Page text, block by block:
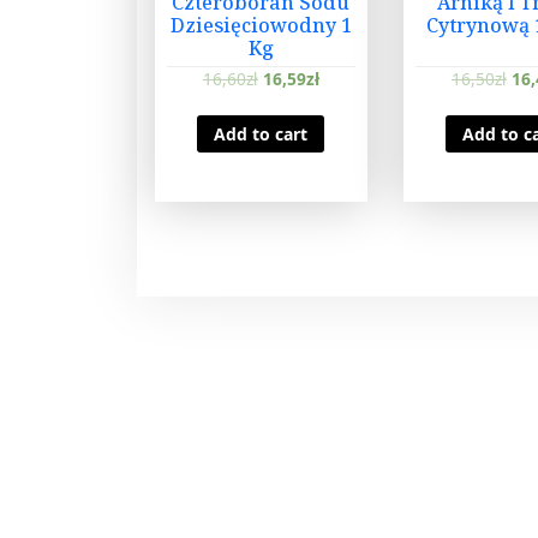
Dziesięciowodny 1
Kg
16,60zł 16,59zł
Add to cart
Cytrynową
16,50zł
Add to